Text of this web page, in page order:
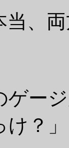
当、
ゲー
？」